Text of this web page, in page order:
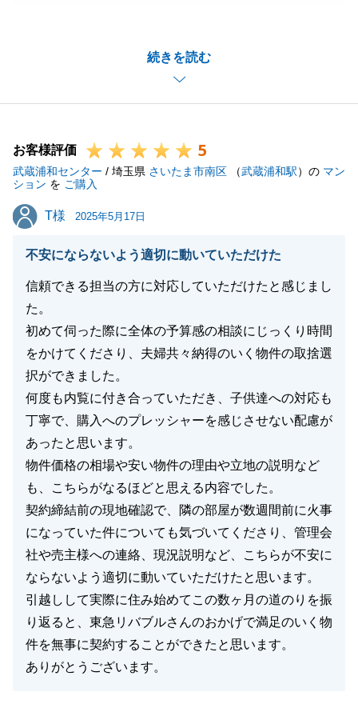
続きを読む
をいただけたことで、スムーズにお手続きを進めるこ
また、機会がございましたら、お気軽にご相談下さい
今後とも宜しく御願いいたします。
お客様評価 5
武蔵浦和センター / 埼玉県 さいたま市南区 （武蔵浦和駅）の マン
ション を ご購入
T様
T様 2025年5月17日
不安にならないよう適切に動いていただけた
信頼できる担当の方に対応していただけたと感じまし
た。
初めて伺った際に全体の予算感の相談にじっくり時間
をかけてくださり、夫婦共々納得のいく物件の取捨選
択ができました。
何度も内覧に付き合っていただき、子供達への対応も
丁寧で、購入へのプレッシャーを感じさせない配慮が
あったと思います。
物件価格の相場や安い物件の理由や立地の説明など
も、こちらがなるほどと思える内容でした。
契約締結前の現地確認で、隣の部屋が数週間前に火事
になっていた件についても気づいてくださり、管理会
社や売主様への連絡、現況説明など、こちらが不安に
ならないよう適切に動いていただけたと思います。
引越しして実際に住み始めてこの数ヶ月の道のりを振
り返ると、東急リバブルさんのおかげで満足のいく物
件を無事に契約することができたと思います。
ありがとうございます。